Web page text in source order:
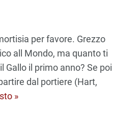
per favore. Grezzo
all Mondo, ma quanto ti
Gallo il primo anno? Se poi
dal portiere (Hart,
»